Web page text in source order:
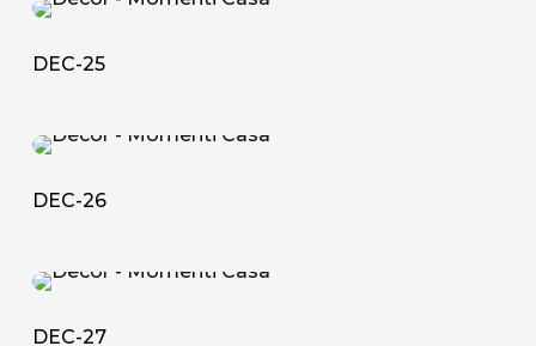
DEC-
DEC-25
DEC-
DEC-26
DEC-
DEC-27